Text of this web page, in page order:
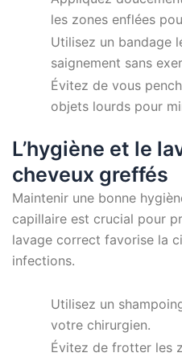
les zones enflées
Utilisez un bandage
saignement sans
Évitez de vous
objets lourds pour
L’hygiène et le
cheveux greffés
Maintenir une bonne
capillaire est crucial pour
lavage correct favorise la
infections.
Utilisez un
votre chirurgien.
Évitez de frotter les